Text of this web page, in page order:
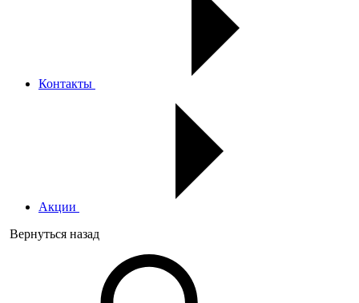
Контакты
Акции
Вернуться назад